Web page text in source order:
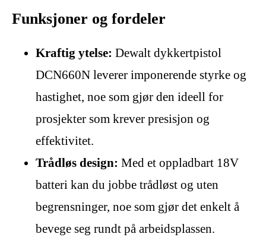
Funksjoner og fordeler
Kraftig ytelse: Dewalt dykkertpistol
DCN660N leverer imponerende styrke og
hastighet, noe som gjør den ideell for
prosjekter som krever presisjon og
effektivitet.
Trådløs design: Med et oppladbart 18V
batteri kan du jobbe trådløst og uten
begrensninger, noe som gjør det enkelt å
bevege seg rundt på arbeidsplassen.